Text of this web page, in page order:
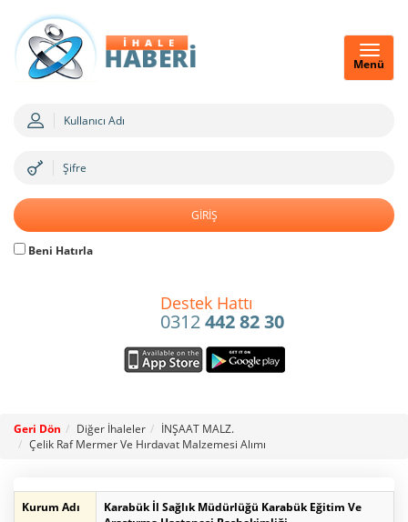
Menü
Beni Hatırla
Destek Hattı
0312442 82 30
Geri Dön Diğer İhaleler
İNŞAAT MALZ.
Çelik Raf Mermer Ve Hırdavat Malzemesi Alımı
Kurum Adı
Karabük İl Sağlık Müdürlüğü Karabük Eğitim Ve